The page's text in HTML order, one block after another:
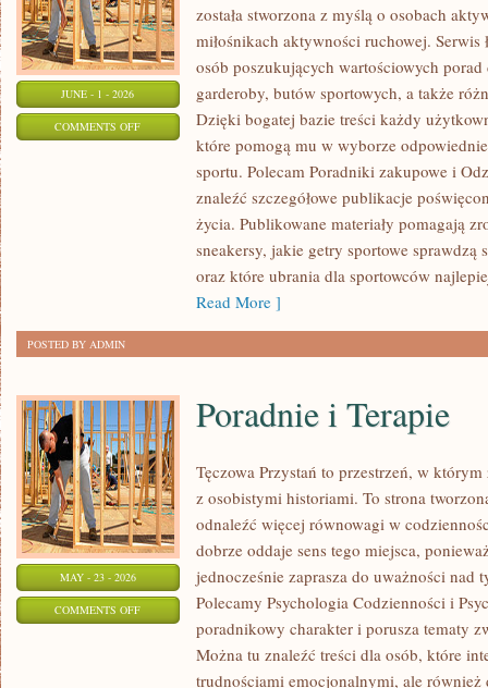
JUNE - 1 - 2026
COMMENTS OFFON
PRODUKTÓW
została stworzona z myślą o osobach
miłośnikach aktywności ruchowej.
osób poszukujących wartościowych
garderoby, butów sportowych, a także
Dzięki bogatej bazie treści każdy
które pomogą mu w wyborze
sportu. Polecam Poradniki zakupowe i
znaleźć szczegółowe publikacje
życia. Publikowane materiały pomagają
sneakersy, jakie getry sportowe sprawdzą
oraz które ubrania dla sportowców
Read More ]
POSTED BY ADMIN
MAY - 23 - 2026
COMMENTS OFFON
Poradnie i Terapie
Tęczowa Przystań to przestrzeń, w
z osobistymi historiami. To strona
odnaleźć więcej równowagi w
dobrze oddaje sens tego miejsca,
jednocześnie zaprasza do uważności nad
Polecamy Psychologia Codzienności i
poradnikowy charakter i porusza tematy
Można tu znaleźć treści dla osób, które
trudnościami emocjonalnymi, ale